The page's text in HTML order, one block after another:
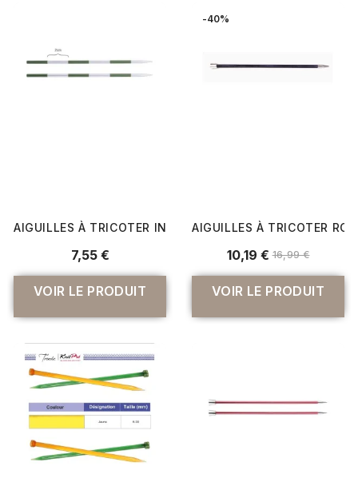
AIGUILLES À TRICOTER INTERCHANGEABLES SMARTSTIX
7,55 €
VOIR LE PRODUIT
-40%
AIGUILLES À TRICOTER
10,19 € 16,99 €
VOIR LE PRODUIT